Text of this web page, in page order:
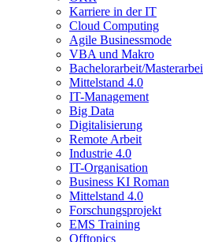
Karriere in der IT
Cloud Computing
Agile Businessmode
VBA und Makro
Bachelorarbeit/
Mittelstand 4.0
IT-Management
Big Data
Digitalisierung
Remote Arbeit
Industrie 4.0
IT-Organisation
Business KI Roman
Mittelstand 4.0
Forschungsprojekt
EMS Training
Offtopics